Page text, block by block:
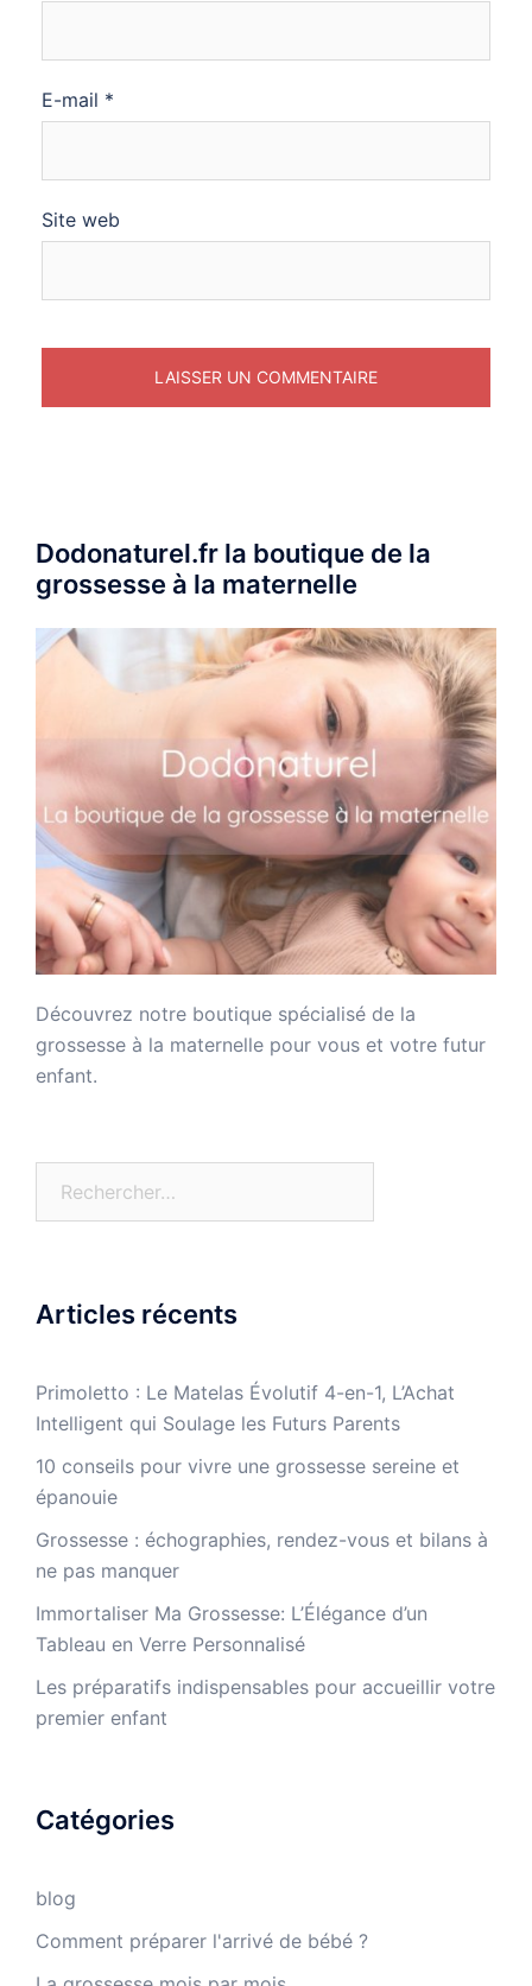
E-mail *
Site web
Dodonaturel.fr la boutique de la
grossesse à la maternelle
Découvrez notre boutique spécialisé de la
grossesse à la maternelle pour vous et votre futur
enfant.
Articles récents
Primoletto : Le Matelas Évolutif 4-en-1, L’Achat
Intelligent qui Soulage les Futurs Parents
10 conseils pour vivre une grossesse sereine et
épanouie
Grossesse : échographies, rendez-vous et bilans à
ne pas manquer
Immortaliser Ma Grossesse: L’Élégance d’un
Tableau en Verre Personnalisé
Les préparatifs indispensables pour accueillir votre
premier enfant
Catégories
blog
Comment préparer l'arrivé de bébé ?